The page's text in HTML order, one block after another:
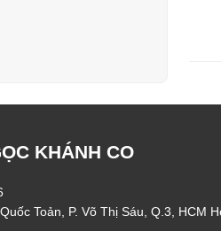
KHÁNH CO
Toản, P. Võ Thị Sáu, Q.3, HCM